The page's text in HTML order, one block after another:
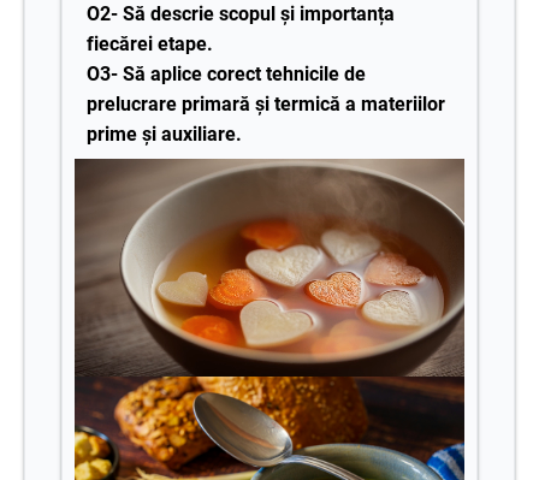
O2- Să descrie scopul și importanța
fiecărei etape.
O3- Să aplice corect tehnicile de
prelucrare primară și termică a materiilor
prime și auxiliare.